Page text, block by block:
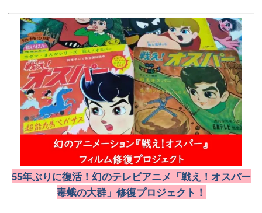
55年ぶりに復活！幻のテレビアニメ「戦え！オスパー
毒蛾の大群」修復プロジェクト！